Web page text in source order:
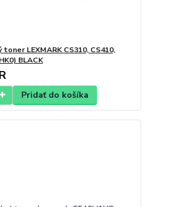
LEXMARK CS310, CS410,
BLACK
Pridať do košíka